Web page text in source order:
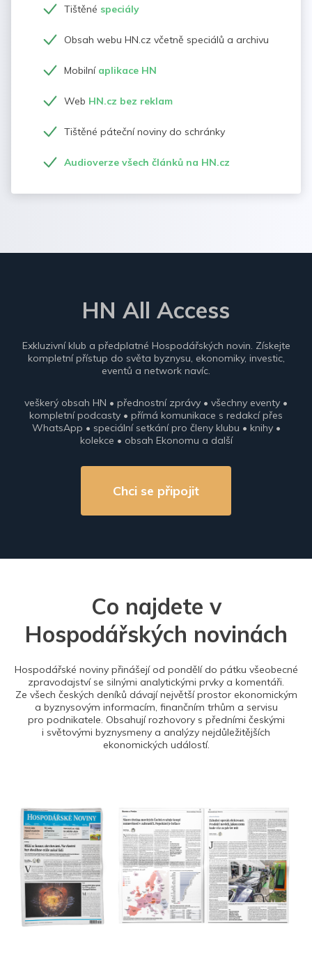
Tištěné speciály
Obsah webu HN.cz včetně speciálů a archivu
Mobilní aplikace HN
Web HN.cz bez reklam
Tištěné páteční noviny do schránky
Audioverze všech článků na HN.cz
HN All Access
Exkluzivní klub a předplatné Hospodářských novin. Získejte
kompletní přístup do světa byznysu, ekonomiky, investic,
eventů a network navíc.
veškerý obsah HN • přednostní zprávy • všechny eventy •
kompletní podcasty • přímá komunikace s redakcí přes
WhatsApp • speciální setkání pro členy klubu • knihy •
kolekce • obsah Ekonomu a další
Chci se připojit
Co najdete v
Hospodářských novinách
Hospodářské noviny přinášejí od pondělí do pátku všeobecné
zpravodajství se silnými analytickými prvky a komentáři.
Ze všech českých deníků dávají největší prostor ekonomickým
a byznysovým informacím, finančním trhům a servisu
pro podnikatele. Obsahují rozhovory s předními českými
i světovými byznysmeny a analýzy nejdůležitějších
ekonomických událostí.